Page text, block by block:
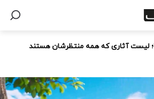
بهترین فیلم‌های ۲۰۲۶؛ لیست آثاری که همه منتظرشان هستند